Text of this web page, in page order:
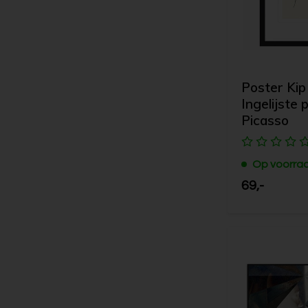
Poster Kip
Ingelijste
Picasso
Op
69,-